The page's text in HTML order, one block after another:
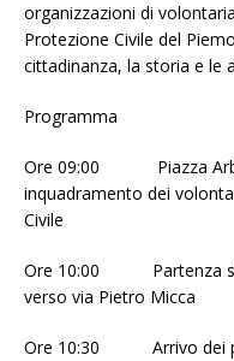
organizzazioni di
Protezione Civile del
cittadinanza, la storia e le
Programma
Ore 09:00 Piazza
inquadramento dei
Civile
Ore 10:00 Partenza
verso via Pietro Micca
Ore 10:30 Arrivo dei